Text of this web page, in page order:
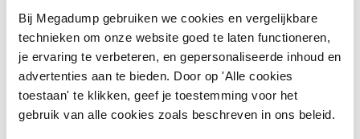
Bij Megadump gebruiken we cookies en vergelijkbare
technieken om onze website goed te laten functioneren,
je ervaring te verbeteren, en gepersonaliseerde inhoud en
advertenties aan te bieden. Door op 'Alle cookies
toestaan' te klikken, geef je toestemming voor het
gebruik van alle cookies zoals beschreven in ons beleid.
tandenborstelhouder is gemaakt van roestvrij staal en is
uitgevoerd in een glanzend rvs kleur. Het betreft een staande
tandenborstelhouder die zodoende eenvoudig te verplaatsen en
schoon te houden is.
Specificaties Tandenborstelhouder Vrijstaand